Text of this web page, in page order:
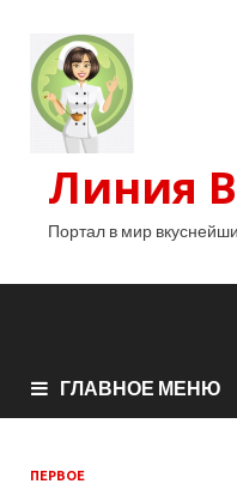
Линия
Портал в мир
ГЛАВНОЕ МЕНЮ
ПЕРВОЕ